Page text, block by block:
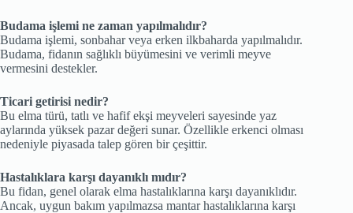
Budama işlemi ne zaman yapılmalıdır?
Budama işlemi, sonbahar veya erken ilkbaharda yapılmalıdır.
Budama, fidanın sağlıklı büyümesini ve verimli meyve
vermesini destekler.
Ticari getirisi nedir?
Bu elma türü, tatlı ve hafif ekşi meyveleri sayesinde yaz
aylarında yüksek pazar değeri sunar. Özellikle erkenci olması
nedeniyle piyasada talep gören bir çeşittir.
Hastalıklara karşı dayanıklı mıdır?
Bu fidan, genel olarak elma hastalıklarına karşı dayanıklıdır.
Ancak, uygun bakım yapılmazsa mantar hastalıklarına karşı